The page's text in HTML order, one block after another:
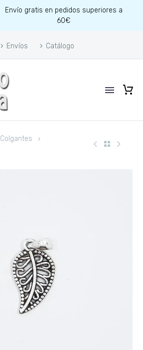
Envío gratis en pedidos superiores a
60€
Envíos Catálogo
Colgantes